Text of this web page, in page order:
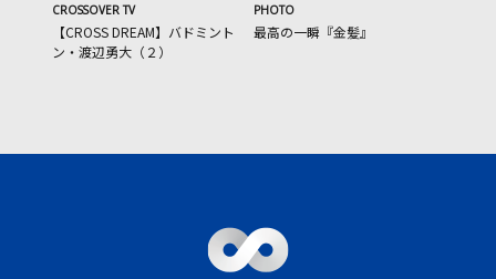
CROSSOVER TV
【CROSS DREAM】バドミント
ン・渡辺勇大（２）
PHOTO
最高の一瞬『金髪』